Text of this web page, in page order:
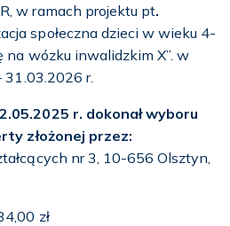
w ramach projektu pt.
społeczna dzieci w wieku 4-
na wózku inwalidzkim X”. w
31.03.2026 r.
r. dokonał wyboru
złożonej przez:
nr 3, 10-656 Olsztyn,
zł